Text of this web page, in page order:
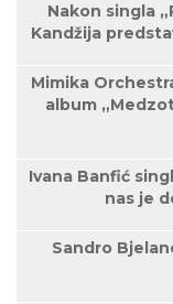
Nakon singla
Kandžija
Mimika
album
Ivana Banfić
nas je
Sandro